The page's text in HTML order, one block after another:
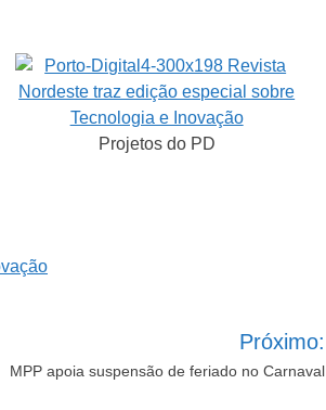
Projetos do PD
Próximo:
MPP apoia suspensão de feriado no Carnaval